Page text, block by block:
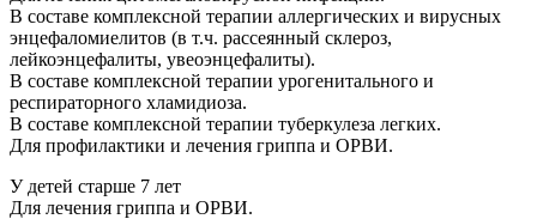
В составе комплексной терапии аллергических и вирусных
энцефаломиелитов (в т.ч. рассеянный склероз,
лейкоэнцефалиты, увеоэнцефалиты).
В составе комплексной терапии урогенитального и
респираторного хламидиоза.
В составе комплексной терапии туберкулеза легких.
Для профилактики и лечения гриппа и ОРВИ.
У детей старше 7 лет
Для лечения гриппа и ОРВИ.